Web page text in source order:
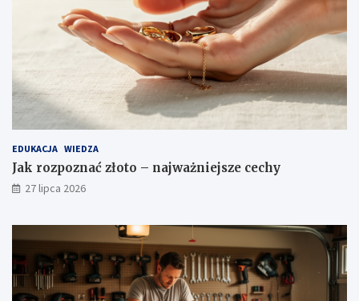
EDUKACJA WIEDZA
Jak rozpoznać złoto – najważniejsze cechy
27 lipca 2026